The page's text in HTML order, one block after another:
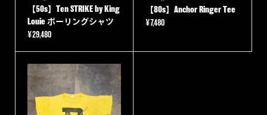
【50s】Ten STRIKE by King
Louie ボーリングシャツ
¥29,480
【80s】Anchor Ringer Tee
¥7,480